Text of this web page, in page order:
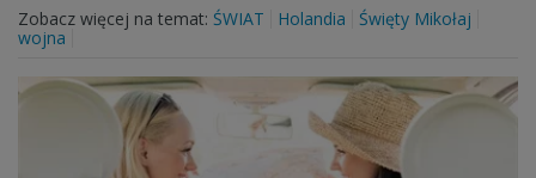
Zobacz więcej na temat: ŚWIAT Holandia
Święty Mikołaj
wojna